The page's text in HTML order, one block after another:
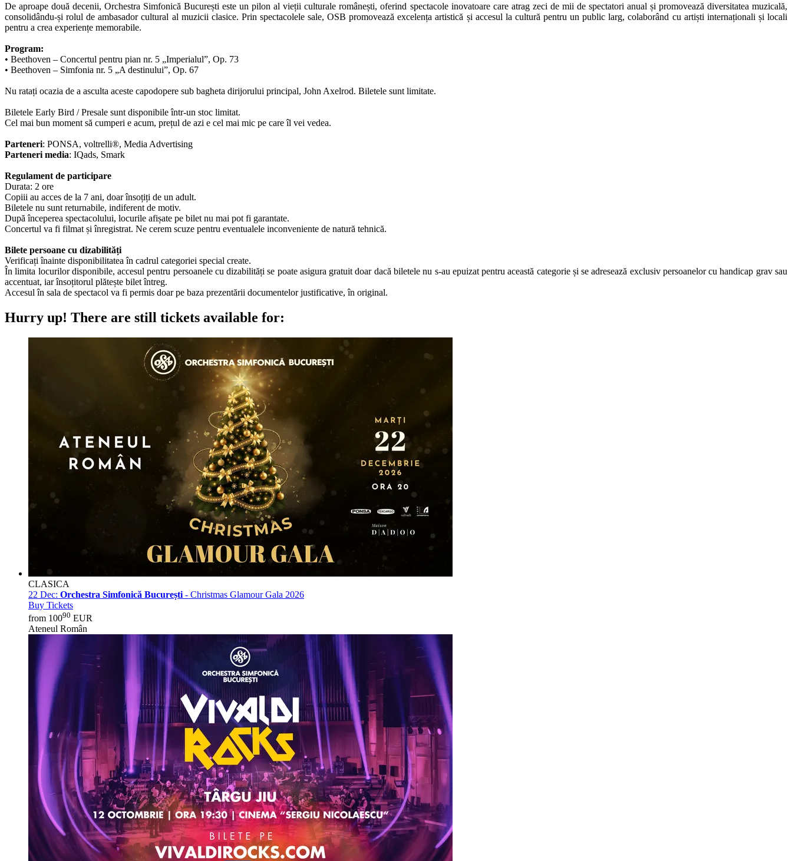
De aproape două decenii, Orchestra Simfonică București este un pilon al vieții culturale românești, oferind spectacole inovatoare care atrag zeci de mii de spectatori anual și promovează diversitatea muzicală,
consolidându-și rolul de ambasador cultural al muzicii clasice. Prin spectacolele sale, OSB promovează excelența artistică și accesul la cultură pentru un public larg, colaborând cu artiști internaționali și locali
pentru a crea experiențe memorabile.
Program:
• Beethoven – Concertul pentru pian nr. 5 „Imperialul”, Op. 73
• Beethoven – Simfonia nr. 5 „A destinului”, Op. 67
Nu ratați ocazia de a asculta aceste capodopere sub bagheta dirijorului principal, John Axelrod. Biletele sunt limitate.
Biletele Early Bird / Presale sunt disponibile într-un stoc limitat.
Cel mai bun moment să cumperi e acum, prețul de azi e cel mai mic pe care îl vei vedea.
Parteneri: PONSA, voltrelli®, Media Advertising
Parteneri media: IQads, Smark
Regulament de participare
Durata: 2 ore
Copiii au acces de la 7 ani, doar însoțiți de un adult.
Biletele nu sunt returnabile, indiferent de motiv.
După începerea spectacolului, locurile afișate pe bilet nu mai pot fi garantate.
Concertul va fi filmat și înregistrat. Ne cerem scuze pentru eventualele inconveniente de natură tehnică.
Bilete persoane cu dizabilități
Verificați înainte disponibilitatea în cadrul categoriei special create.
În limita locurilor disponibile, accesul pentru persoanele cu dizabilități se poate asigura gratuit doar dacă biletele nu s-au epuizat pentru această categorie și se adresează exclusiv persoanelor cu handicap grav sau
accentuat, iar însoțitorul plătește bilet întreg.
Accesul în sala de spectacol va fi permis doar pe baza prezentării documentelor justificative, în original.
Hurry up! There are still tickets available for:
CLASICA
22 Dec: Orchestra Simfonică București - Christmas Glamour Gala 2026
Buy Tickets
from 10090 EUR
Ateneul Român